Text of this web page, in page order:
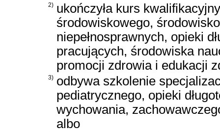
2) ukończyła kurs
środowiskowego,
niepełnosprawnych, opieki
pracujących, środowiska
promocji zdrowia i edukacji
3) odbywa szkolenie
pediatrycznego, opieki
wychowania,
albo